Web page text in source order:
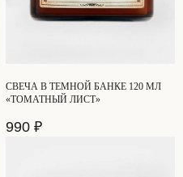
СВЕЧА В ТЕМНОЙ БАНКЕ 120 МЛ
«ТОМАТНЫЙ ЛИСТ»
990 ₽